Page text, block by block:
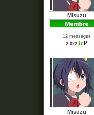
Misuzu
12 messages
2 022
Misuzu